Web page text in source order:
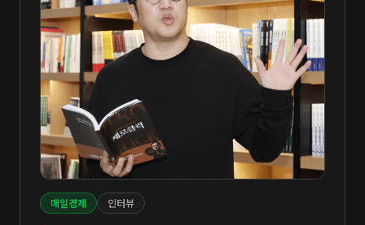
매일경제 인터뷰